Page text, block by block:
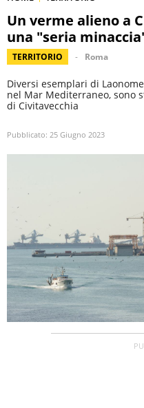
Un verme alieno a
una "seria
TERRITORIO Roma
Diversi esemplari di
nel Mar Mediterraneo, sono
di Civitavecchia
Pubblicato: 25 Giugno 2023